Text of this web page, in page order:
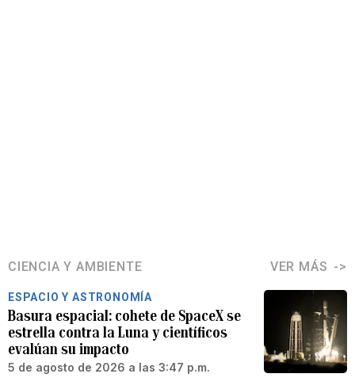
CIENCIA Y AMBIENTE VER MÁS
ESPACIO Y ASTRONOMÍA
Basura espacial: cohete de SpaceX se
estrella contra la Luna y científicos
evalúan su impacto
5 de agosto de 2026 a las 3:47 p.m.